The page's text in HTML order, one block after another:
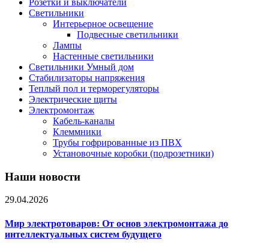
Розетки и выключатели
Светильники
Интерьерное освещение
Подвесные светильники
Лампы
Настенные светильники
Светильники Умный дом
Стабилизаторы напряжения
Теплый пол и терморегуляторы
Электрические щиты
Электромонтаж
Кабель-каналы
Клеммники
Трубы гофрированные из ПВХ
Установочные коробки (подрозетники)
Наши новости
29.04.2026
Мир электротоваров: От основ электромонтажа до
интеллектуальных систем будущего